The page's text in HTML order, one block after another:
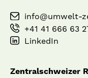
info@umwelt-
+41 41 666 63
LinkedIn
Zentralschweizer